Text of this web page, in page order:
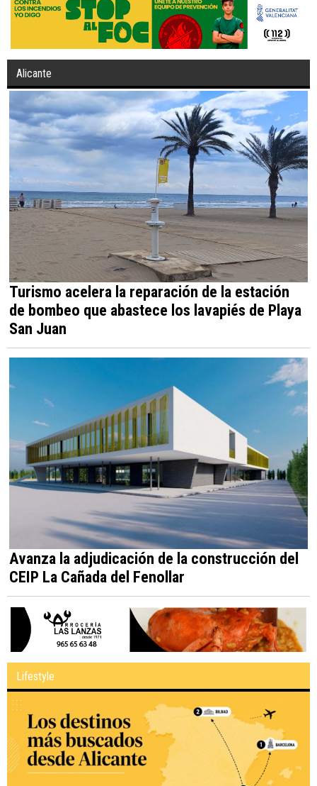
Alicante
Turismo acelera la reparación de la estación
de bombeo que abastece los lavapiés de Playa
San Juan
Avanza la adjudicación de la construcción del
CEIP La Cañada del Fenollar
Lifestyle